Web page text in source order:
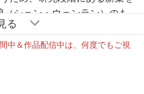
シェン・ウェンラン）のも
の秘書・花詠（ホワ・ヨ
った彼は、盛少游にとって理
の入院費を肩代わりし、家を
盛少游に明かしていない秘密
中＆作品配信中は、何度でもご視